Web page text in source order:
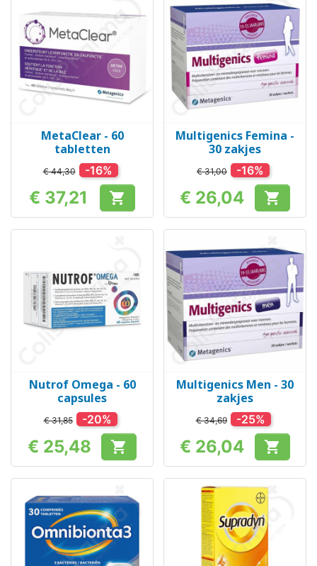
MetaClear - 60
tabletten
€ 44,30 -16%
Prijs
€ 37,21 
Multigenics Femina -
30 zakjes
€ 31,00 -16%
Prijs
€ 26,04 
Nutrof Omega - 60
capsules
€ 31,85 -20%
Prijs
€ 25,48 
Multigenics Men - 30
zakjes
€ 34,69 -25%
Prijs
€ 26,04 